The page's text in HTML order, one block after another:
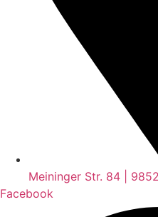
Meininger Str. 84 |
Facebook